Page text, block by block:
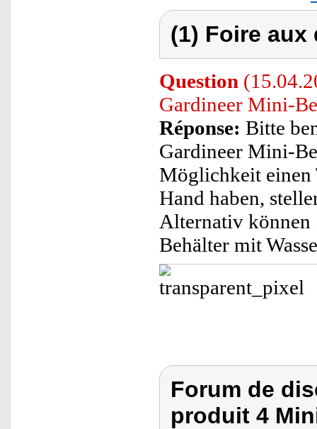
(1) Foire
Question
Gardineer Mini-
Réponse: Bitte
Gardineer Mini-
Möglichkeit einen
Hand haben,
Alternativ können
Behälter mit
Forum de
produit 4